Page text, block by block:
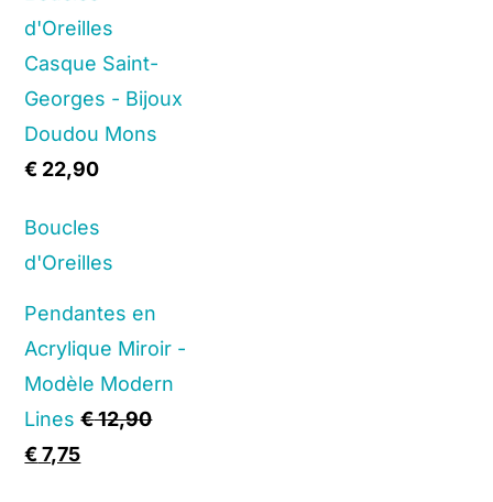
d'Oreilles
Casque Saint-
Georges - Bijoux
Doudou Mons
€ 22,90
Boucles
d'Oreilles
Pendantes en
Acrylique Miroir -
Modèle Modern
Lines €12,90
Original
€7,75Current